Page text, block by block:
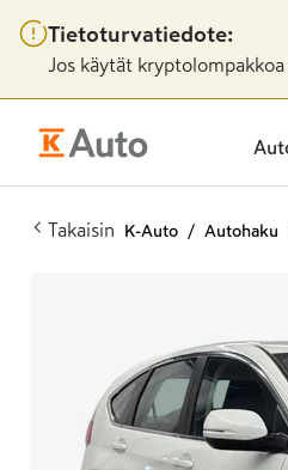
Tietoturvatiedote:
Jos käytät
Takaisin K-Auto Autohaku